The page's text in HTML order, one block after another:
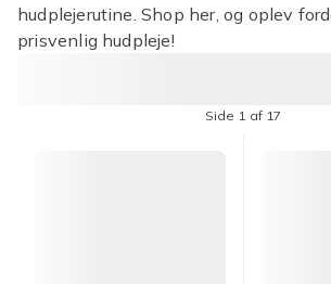
hudplejerutine. Shop her, og oplev
prisvenlig hudpleje!
Side 1 af 17